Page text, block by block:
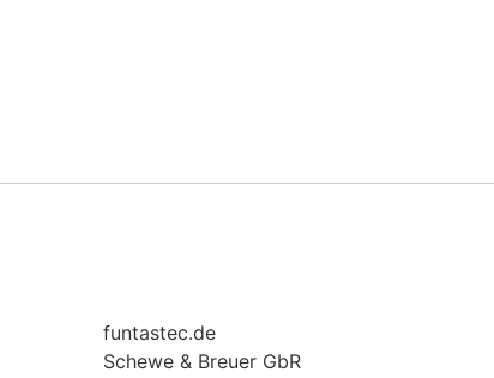
funtastec.de
Schewe & Breuer GbR